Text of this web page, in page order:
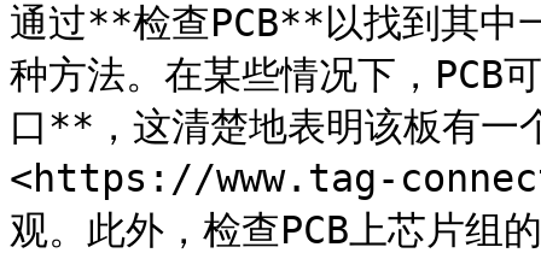
通过**检查PCB**以找到其中
种方法。在某些情况下，
口**，这清楚地表明该板有一
<https://www.tag-
观。此外，检查PCB上芯片